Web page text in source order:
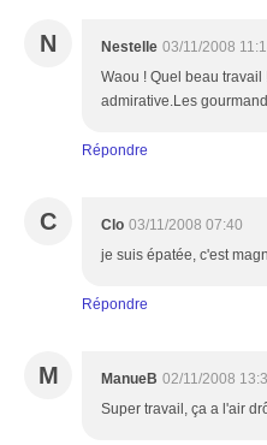
N Nestelle 03/11/2008
Waou ! Quel beau
admirative.Les
Répondre
C Clo 03/11/2008 07:40
je suis épatée, c'est
Répondre
M ManueB 02/11/2008
Super travail, ça a l'air